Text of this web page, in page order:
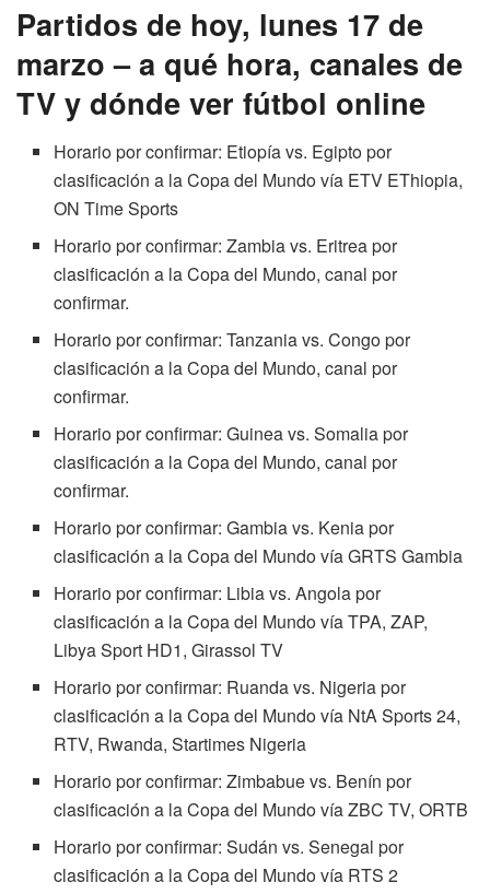
Partidos de hoy, lunes 17 de
marzo – a qué hora, canales de
TV y dónde ver fútbol online
Horario por confirmar: Etiopía vs. Egipto por
clasificación a la Copa del Mundo vía ETV EThiopia,
ON Time Sports
Horario por confirmar: Zambia vs. Eritrea por
clasificación a la Copa del Mundo, canal por
confirmar.
Horario por confirmar: Tanzania vs. Congo por
clasificación a la Copa del Mundo, canal por
confirmar.
Horario por confirmar: Guinea vs. Somalia por
clasificación a la Copa del Mundo, canal por
confirmar.
Horario por confirmar: Gambia vs. Kenia por
clasificación a la Copa del Mundo vía GRTS Gambia
Horario por confirmar: Libia vs. Angola por
clasificación a la Copa del Mundo vía TPA, ZAP,
Libya Sport HD1, Girassol TV
Horario por confirmar: Ruanda vs. Nigeria por
clasificación a la Copa del Mundo vía NtA Sports 24,
RTV, Rwanda, Startimes Nigeria
Horario por confirmar: Zimbabue vs. Benín por
clasificación a la Copa del Mundo vía ZBC TV, ORTB
Horario por confirmar: Sudán vs. Senegal por
clasificación a la Copa del Mundo vía RTS 2